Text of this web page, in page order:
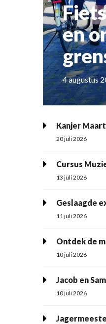
en
4 augustus
Kanjer
20 juli 2026
13 juli 2026
Geslaagde
11 juli 2026
Ontdek de
10 juli 2026
Jacob en
10 juli 2026